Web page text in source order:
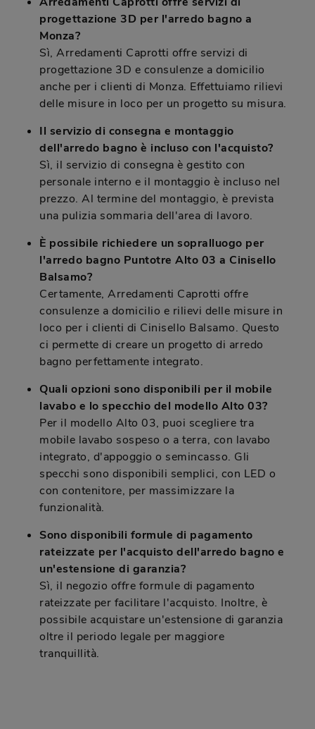
progettazione 3D per l'arredo bagno a
Monza?
Sì, Arredamenti Caprotti offre servizi di
progettazione 3D e consulenze a domicilio
anche per i clienti di Monza. Effettuiamo rilievi
delle misure in loco per un progetto su misura.
Il servizio di consegna e montaggio
dell'arredo bagno è incluso con l'acquisto?
Sì, il servizio di consegna è gestito con
personale interno e il montaggio è incluso nel
prezzo. Al termine del montaggio, è prevista
una pulizia sommaria dell'area di lavoro.
È possibile richiedere un sopralluogo per
l'arredo bagno Puntotre Alto 03 a Cinisello
Balsamo?
Certamente, Arredamenti Caprotti offre
consulenze a domicilio e rilievi delle misure in
loco per i clienti di Cinisello Balsamo. Questo
ci permette di creare un progetto di arredo
bagno perfettamente integrato.
Quali opzioni sono disponibili per il mobile
lavabo e lo specchio del modello Alto 03?
Per il modello Alto 03, puoi scegliere tra
mobile lavabo sospeso o a terra, con lavabo
integrato, d'appoggio o semincasso. Gli
specchi sono disponibili semplici, con LED o
con contenitore, per massimizzare la
funzionalità.
Sono disponibili formule di pagamento
rateizzate per l'acquisto dell'arredo bagno e
un'estensione di garanzia?
Sì, il negozio offre formule di pagamento
rateizzate per facilitare l'acquisto. Inoltre, è
possibile acquistare un'estensione di garanzia
oltre il periodo legale per maggiore
tranquillità.